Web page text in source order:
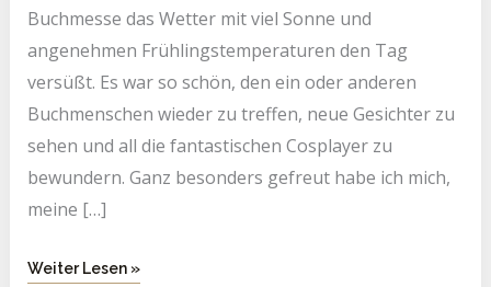
Buchmesse das Wetter mit viel Sonne und
angenehmen Frühlingstemperaturen den Tag
versüßt. Es war so schön, den ein oder anderen
Buchmenschen wieder zu treffen, neue Gesichter zu
sehen und all die fantastischen Cosplayer zu
bewundern. Ganz besonders gefreut habe ich mich,
meine […]
Weiter Lesen »